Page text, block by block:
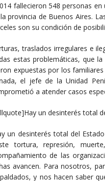
fallecieron 548 personas
provincia de Buenos Aires.
son su condición de
traslados irregulares e
estas problemáticas, que
expuestas por los
el jefe de la Unidad
a atender casos
un desinterés total
un desinterés total del
tortura, represión,
de las
avancen. Para nosotros,
y nos hacen saber